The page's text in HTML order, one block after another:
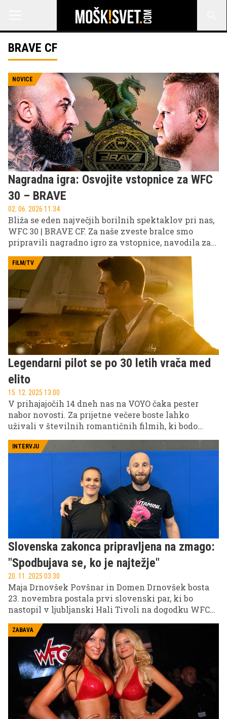
BRAVE CF
NOVICE
Nagradna igra: Osvojite vstopnice za WFC
30 – BRAVE
02. 06. 2026 11.34
Bliža se eden največjih borilnih spektaklov pri nas,
WFC 30 | BRAVE CF. Za naše zveste bralce smo
pripravili nagradno igro za vstopnice, navodila za
omrežjih.
FILM/TV
Legendarni pilot se po 30 letih vrača med
elito
15. 12. 2025 13.00
V prihajajočih 14 dneh nas na VOYO čaka pester
nabor novosti. Za prijetne večere boste lahko
uživali v številnih romantičnih filmih, ki bodo
hladne zimske dni napolnili z ljubeznijo. Prav tako
ne bo manjkalo akcije, saj nas čakajo tudi številni
razburljivi športni dogodki.
INTERVJU
Slovenska zakonca pripravljena na zmago:
"Spodbujava se, ko je najtežje"
20. 11. 2025 03.30
Maja Drnovšek Povšnar in Domen Drnovšek bosta
23. novembra postala prvi slovenski par, ki bo
nastopil v ljubljanski Hali Tivoli na dogodku WFC
29 / Brave CF 102. Maja bo prvič stopila v MMA
kletko, Domen pa že četrtič. V intervjuju sta z nami
delila svoje priprave in spremembe v življenju po
rojstvu hčerke.
ZABAVA